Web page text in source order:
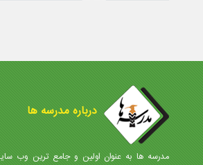
درباره مدرسه ها
مدرسه ها به عنوان اولین و جامع ترین وب